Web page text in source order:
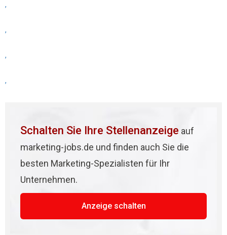
,
,
,
,
Schalten Sie Ihre Stellenanzeige auf
marketing-jobs.de und finden auch Sie die
besten Marketing-Spezialisten für Ihr
Unternehmen.
Anzeige schalten